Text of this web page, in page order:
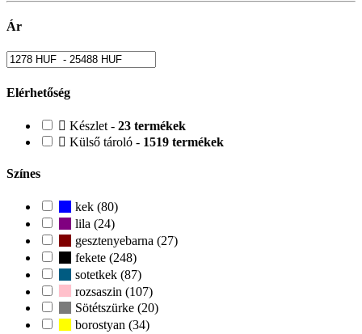
Ár
Elérhetőség
Készlet - 23 termékek
Külső tároló - 1519 termékek
Színes
kek (80)
lila (24)
gesztenyebarna (27)
fekete (248)
sotetkek (87)
rozsaszin (107)
Sötétszürke (20)
borostyan (34)